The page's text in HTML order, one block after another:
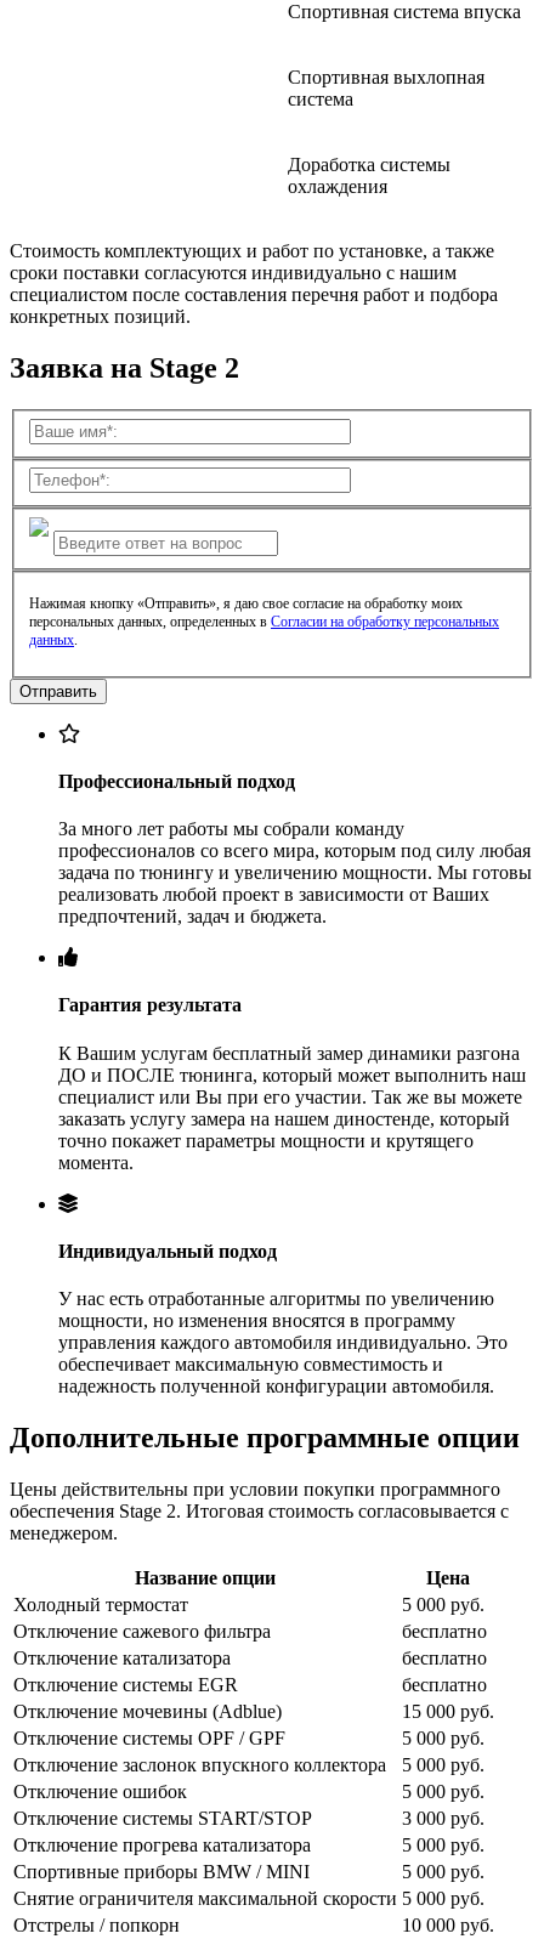
Спортивная система впуска
Спортивная выхлопная
система
Доработка системы
охлаждения
Стоимость комплектующих и работ по установке, а также
сроки поставки согласуются индивидуально с нашим
специалистом после составления перечня работ и подбора
конкретных позиций.
Заявка на Stage 2
Нажимая кнопку «Отправить», я даю свое согласие на обработку моих
персональных данных, определенных в Согласии на обработку персональных
данных
Профессиональный подход
За много лет работы мы собрали команду
профессионалов со всего мира, которым под силу любая
задача по тюнингу и увеличению мощности. Мы готовы
реализовать любой проект в зависимости от Ваших
предпочтений, задач и бюджета.
Гарантия результата
К Вашим услугам бесплатный замер динамики разгона
ДО и ПОСЛЕ тюнинга, который может выполнить наш
специалист или Вы при его участии. Так же вы можете
заказать услугу замера на нашем диностенде, который
точно покажет параметры мощности и крутящего
момента.
Индивидуальный подход
У нас есть отработанные алгоритмы по увеличению
мощности, но изменения вносятся в программу
управления каждого автомобиля индивидуально. Это
обеспечивает максимальную совместимость и
надежность полученной конфигурации автомобиля.
Дополнительные программные опции
Цены действительны при условии покупки программного
обеспечения Stage 2. Итоговая стоимость согласовывается с
менеджером.
Название опции
Цена
Холодный термостат
5 000 руб.
Отключение сажевого фильтра
бесплатно
Отключение катализатора
бесплатно
Отключение системы EGR
бесплатно
Отключение мочевины (Adblue)
15 000 руб.
Отключение системы OPF / GPF
5 000 руб.
Отключение заслонок впускного коллектора
5 000 руб.
Отключение ошибок
5 000 руб.
Отключение системы START/STOP
3 000 руб.
Отключение прогрева катализатора
5 000 руб.
Спортивные приборы BMW / MINI
5 000 руб.
Снятие ограничителя максимальной скорости 5 000 руб.
Отстрелы / попкорн
10 000 руб.